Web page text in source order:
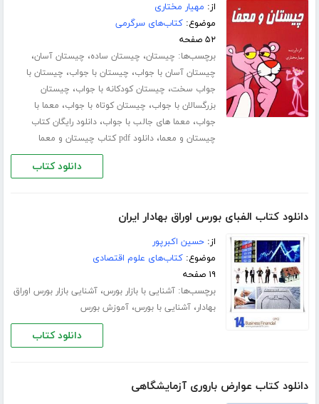
از: مهیار مختاری
موضوع:کتاب‌های سرگرمی
۵۲ صفحه
برچسب‌ها: چیستان، چیستان ساده، چیستان آسان،
چیستان آسان با جواب، چیستان با جواب، چیستان با
جواب سخت، چیستان کودکانه با جواب، چیستان
بزرگسالان با جواب، چیستان کوتاه با جواب، معما با
جواب، معما های جالب با جواب،دانلود رایگان کتاب
چیستان و معما،دانلود pdf کتاب چیستان و معما
دانلود کتاب
دانلود کتاب الفبای بورس اوراق بهادار ایران
از:حسین اکبرپور
موضوع:کتاب‌های علوم اقتصادی
۱۹ صفحه
برچسب‌ها:آشنایی با بازار بورس،آشنایی بازار بورس اوراق
بهادار،آشنایی با بورس،آموزش بورس
دانلود کتاب
دانلود کتاب عوارض باروری آزمایشگاهی